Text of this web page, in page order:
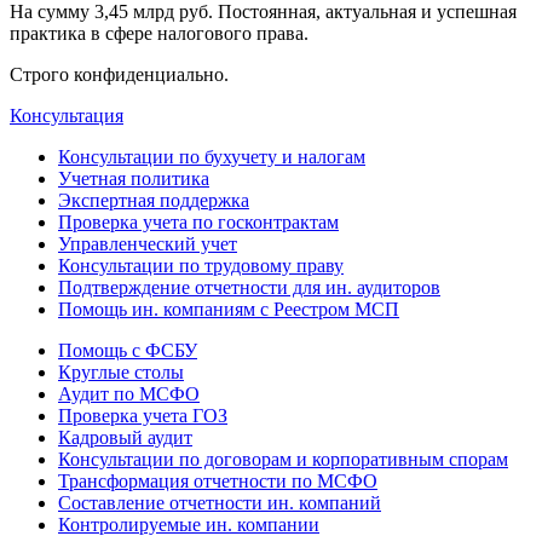
На сумму 3,45 млрд руб. Постоянная, актуальная и успешная
практика в сфере налогового права.
Строго конфиденциально.
Консультация
Консультации по бухучету и налогам
Учетная политика
Экспертная поддержка
Проверка учета по госконтрактам
Управленческий учет
Консультации по трудовому праву
Подтверждение отчетности для ин. аудиторов
Помощь ин. компаниям с Реестром МСП
Помощь с ФСБУ
Круглые столы
Аудит по МСФО
Проверка учета ГОЗ
Кадровый аудит
Консультации по договорам и корпоративным спорам
Трансформация отчетности по МСФО
Составление отчетности ин. компаний
Контролируемые ин. компании